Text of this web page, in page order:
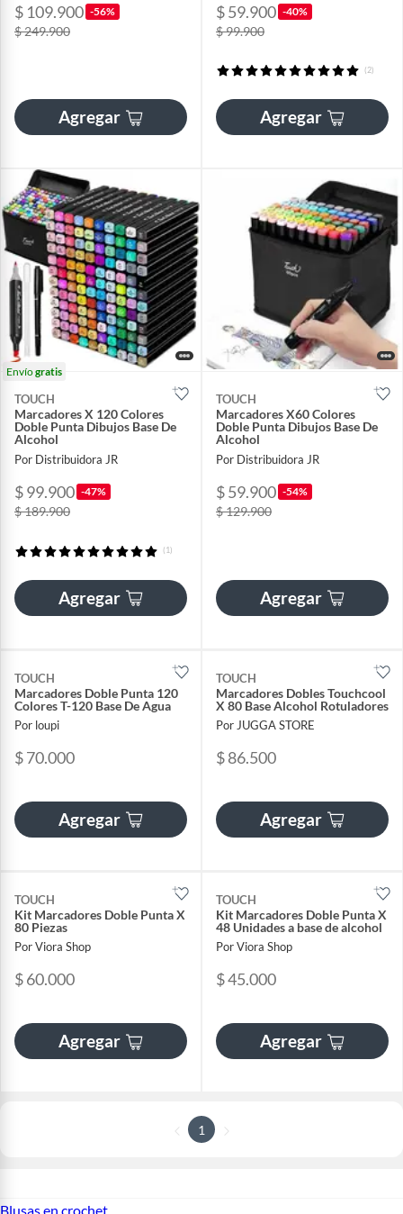
$ 109.900 -56%
$ 249.900
Agregar
$ 59.900 -40%
$ 99.900
(2)
Agregar
Envíogratis
TOUCH
Marcadores X 120 Colores
Doble Punta Dibujos Base De
Alcohol
Por Distribuidora JR
$ 99.900 -47%
$ 189.900
(1)
Agregar
TOUCH
Marcadores X60 Colores
Doble Punta Dibujos Base De
Alcohol
Por Distribuidora JR
$ 59.900 -54%
$ 129.900
Agregar
TOUCH
Marcadores Doble Punta 120
Colores T-120 Base De Agua
Por loupi
$ 70.000
Agregar
TOUCH
Marcadores Dobles Touchcool
X 80 Base Alcohol Rotuladores
Por JUGGA STORE
$ 86.500
Agregar
TOUCH
Kit Marcadores Doble Punta X
80 Piezas
Por Viora Shop
$ 60.000
Agregar
TOUCH
Kit Marcadores Doble Punta X
48 Unidades a base de alcohol
Por Viora Shop
$ 45.000
Agregar
1
Blusas en crochet